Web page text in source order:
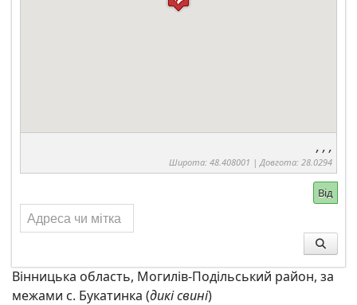
, , ,
Широта: 48.408001 | Довгота: 28.0294
Від
Вінницька область, Могилів-Подільський район, за
межами с. Букатинка (дикі свині)